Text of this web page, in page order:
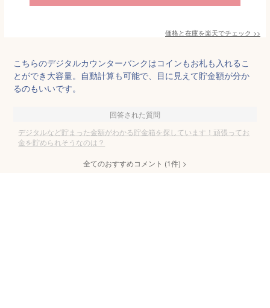
価格と在庫を楽天でチェック >>
こちらのデジタルカウンターバンクはコインもお札も入れるこ
とができ大容量。自動計算も可能で、目に見えて貯金額が分か
るのもいいです。
回答された質問
デジタルなど貯まった金額がわかる貯金箱を探しています！頑張ってお
金を貯められそうなのは？
全てのおすすめコメント (1件) >